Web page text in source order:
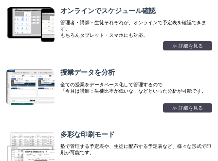
オンラインでスケジュール確認
管理者・講師・生徒それぞれが、オンラインで予定表を確認できま
す。
もちろんタブレット・スマホにも対応。
≫ 詳細を見る
授業データを分析
全ての授業をデータベース化して管理するので
「今月は講師：生徒比率が低いな」などといった分析が可能です。
≫ 詳細を見る
多彩な印刷モード
塾で管理する予定表や、生徒に配布する予定表など、様々な形式で印
刷が可能です。